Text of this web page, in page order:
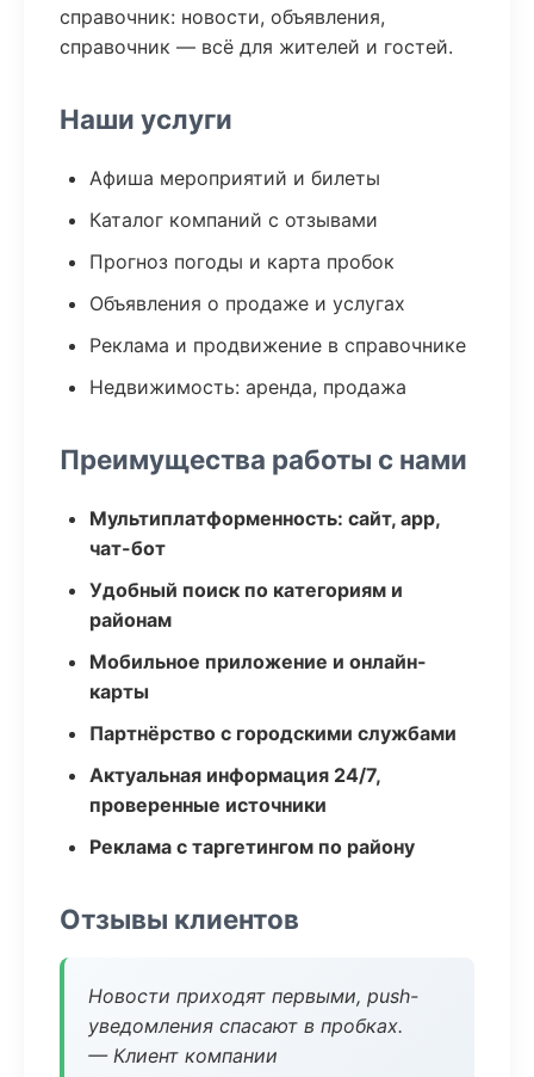
справочник: новости, объявления,
справочник — всё для жителей и гостей.
Наши услуги
Афиша мероприятий и билеты
Каталог компаний с отзывами
Прогноз погоды и карта пробок
Объявления о продаже и услугах
Реклама и продвижение в справочнике
Недвижимость: аренда, продажа
Преимущества работы с нами
Мультиплатформенность: сайт, app,
чат-бот
Удобный поиск по категориям и
районам
Мобильное приложение и онлайн-
карты
Партнёрство с городскими службами
Актуальная информация 24/7,
проверенные источники
Реклама с таргетингом по району
Отзывы клиентов
Новости приходят первыми, push-
уведомления спасают в пробках.
— Клиент компании